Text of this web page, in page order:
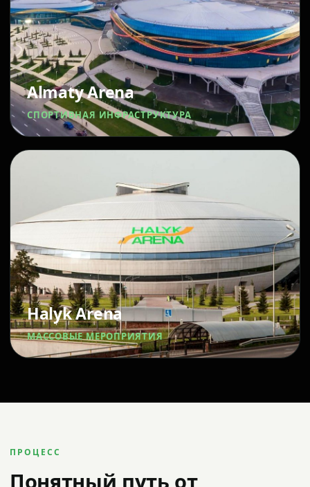
Almaty Arena
СПОРТИВНАЯ ИНФРАСТРУКТУРА
Halyk Arena
МАССОВЫЕ МЕРОПРИЯТИЯ
ПРОЦЕСС
Понятный путь от